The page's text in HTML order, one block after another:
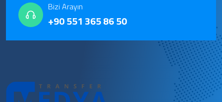
Bizi Arayın
+90 551 365 86 50